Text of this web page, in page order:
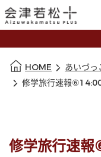
HOME あいづ
修学旅行速報
修学旅行速